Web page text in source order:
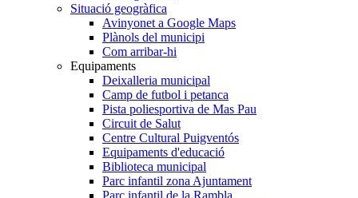
Situació geogràfica
Avinyonet a Google Maps
Plànols del municipi
Com arribar-hi
Equipaments
Deixalleria municipal
Camp de futbol i petanca
Pista poliesportiva de Mas Pau
Circuit de Salut
Centre Cultural Puigventós
Equipaments d'educació
Biblioteca municipal
Parc infantil zona Ajuntament